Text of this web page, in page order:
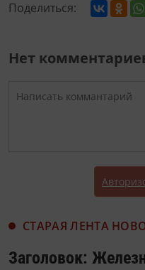
Поделиться:
Нет
СТАРАЯ ЛЕНТА
Заголовок: